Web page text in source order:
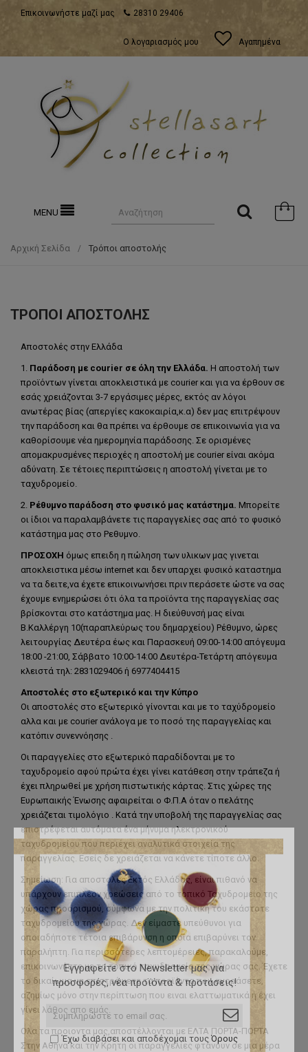
Επικοινωνήστε μαζί μας 28310 29406
Ο λογαριασμός μου Αγαπημένα
MENU
Αρχική Σελίδα Τρόποι αποστολής
ΤΡΌΠΟΙ ΑΠΟΣΤΟΛΉΣ
Αποστολές στην Ελλάδα
1. Παράδοση με courier σε όλη την Ελλάδα. Η αποστολή των
προϊόντων γίνεται αποκλειστικά με courier και για να έρθουν σε
εσάς χρειάζονται 3-7 εργάσιμες μέρες, εκτός αν λόγοι
ανωτέρας βίας (απεργίες κακοκαιρία,κ.α) δεν μας επιτρέψουν
την παράδοση και θα πρέπει να έρθουμε σε επικοινωνία για να
καθορίσουμε νέα ημερομηνία παράδοσης. Σε ορισμένες
απομακρυσμένες περιοχές η αποστολή με courier είναι ακόμα
αδύνατη. Σε τέτοιες περιπτώσεις η αποστολή γίνεται με το
ταχυδρομείο.
2. Ρέθυμνο παράδοση στο φυσικό μας κατάστημα. Μπορείτε
οι ίδιοι να παραλαμβάνετε τις παραγγελίες σας από το φυσικό
κατάστημα μας στο Ρεθυμνο.
ΠΡΟΣΟΧΗ όμως επειδη η πώληση των υλικων μας γινεται
αποκλειστικα μέσω internet και δεν υπαρχει φυσικό καταστημα
να τα δειτε,να έχετε επικοινωνήσει πριν περάσετε ώστε να σας
έχουμε ενημερώσει ότι όλα τα προϊόντα της παραγγελίας σας
βρίσκονται στο κατάστημα μας. Η διεύθυνσή μας είναι
Β.Καλλέργη 10(παραπλεύρως του δημαρχείου) Ρέθυμνο, ώρες
λειτουργίας Δευτέρα έως και Παρασκευή 09:00-14:00 απόγευμα
18:00 -21:00, Σάββατο 10:00-14:00 Δευτέρα-Τετάρτη απόγευμα
κλειστά τηλ: 2831029406 ή 6977404415
Αποστολές στο εξωτερικό και την Κύπρο
Οι αποστολές στο εξωτερικό γίνονται και με το ταχύδρομείο
αλλα και με courier ανάλογα με το ποσό της παραγγελίας και
κατόπιν συνεννόησης .
Οι παραγγελίες στο εξωτερικό παραδίδονται με το
ταχυδρομείο αφού πρώτα έχει γίνει κατάθεση στην τράπεζα ή
έχει πληρωθεί με χρήση πιστωτικής κάρτας. Στις χώρες της
Ευρωπαικής Ένωσης αφαιρείται ο Φ.Π.Α όταν ο πελάτης
χρειάζεται τιμολόγιο . Κατά την υποβολή της παραγγελίας σας
επιστρέφεται αυτόματα ένα μήνυμα ηλεκτρονικού
ταχυδρομείου που περιέχει αναλυτικά στοιχεία της
παραγγελίας. Εσείς δε χρειάζεται να κάνετε τίποτε άλλο.
Σημείωση: Για αποστολές Εκτός Ελλάδας, είναι πιθανό να
υπάρχουν επιπλέον χρεώσεις από το τοπικό Ταχυδρομείο της
χώρας προορισμού, σύμφωνα με την πολιτική του εκάστοτε
ταχυδρομείου της χώρας. Δεν είμαστε υπεύθυνοι για
οποιαδήποτε τέτοια επιβάρυνση η οποία επιβαρύνει τον
παραλήπτη. Για περισσότερες λεπτομέρειες, παρακαλούμε,
επικοινωνήστε με το τοπικό ταχυδρομείο της χώρας σας. Έχετε
το δικαίωμα να επιστρέψετε τα προϊόντα που αγοράσετε,
αζημίως μόνο στην περίπτωση που ειναι ελαττωματικά ή έχει
γίνει λάθος απο εμάς.
Ολα τα προιοντα μας,αποστέλλονται με ΕΛΤΑ ΠΟΡΤΑ-ΠΟΡΤΑ
Στην Αθηνα και την Κρητη οι παραγγελίες φτάνουν σε μια μέρα
Εγγραφείτε στο Newsletter μας για
προσφορές, νέα προϊόντα & προτάσεις!
Έχω διαβάσει και αποδέχομαι τουςΌρους